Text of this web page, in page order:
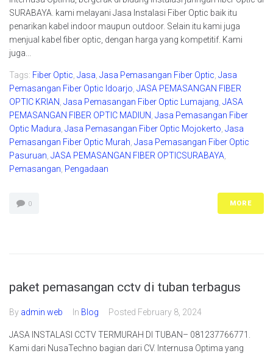
SURABAYA. kami melayani Jasa Instalasi Fiber Optic baik itu
penarikan kabel indoor maupun outdoor. Selain itu kami juga
menjual kabel fiber optic, dengan harga yang kompetitif. Kami
juga...
Tags: Fiber Optic Jasa Jasa Pemasangan Fiber Optic Jasa
Pemasangan Fiber Optic Idoarjo JASA PEMASANGAN FIBER
OPTIC KRIAN Jasa Pemasangan Fiber Optic Lumajang JASA
PEMASANGAN FIBER OPTIC MADIUN Jasa Pemasangan Fiber
Optic Madura Jasa Pemasangan Fiber Optic Mojokerto Jasa
Pemasangan Fiber Optic Murah Jasa Pemasangan Fiber Optic
Pasuruan JASA PEMASANGAN FIBER OPTICSURABAYA
Pemasangan Pengadaan
0 MORE
paket pemasangan cctv di tuban terbagus
By admin web In Blog Posted February 8, 2024
JASA INSTALASI CCTV TERMURAH DI TUBAN– 081237766771.
Kami dari NusaTechno bagian dari CV. Internusa Optima yang